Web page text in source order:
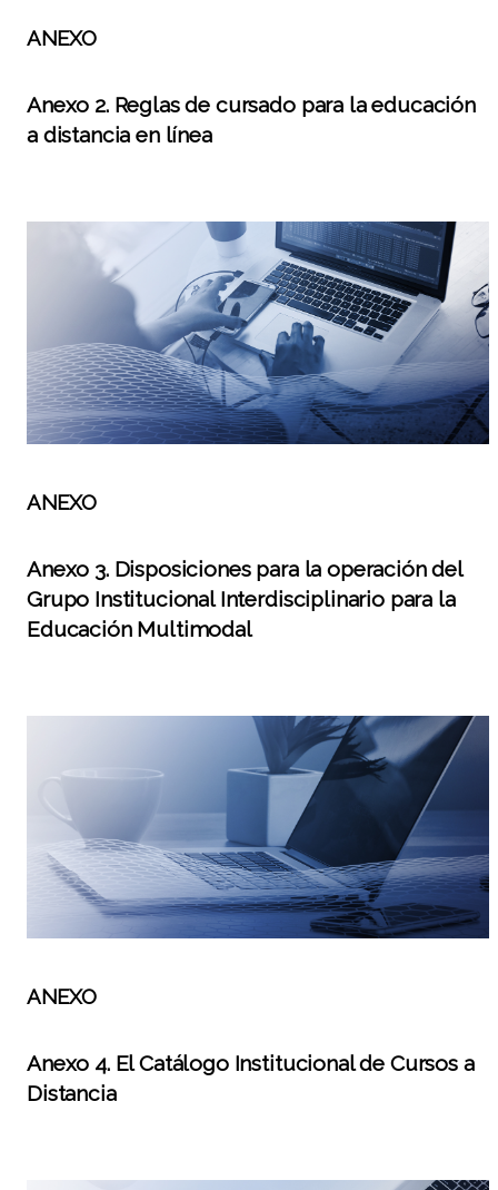
ANEXO
Anexo 2. Reglas de cursado para la educación
a distancia en línea
ANEXO
Anexo 3. Disposiciones para la operación del
Grupo Institucional Interdisciplinario para la
Educación Multimodal
ANEXO
Anexo 4. El Catálogo Institucional de Cursos a
Distancia